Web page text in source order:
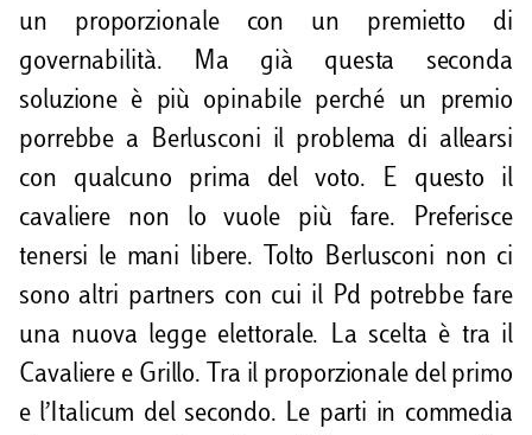
un proporzionale con un premietto di
governabilità. Ma già questa seconda
soluzione è più opinabile perché un premio
porrebbe a Berlusconi il problema di allearsi
con qualcuno prima del voto. E questo il
cavaliere non lo vuole più fare. Preferisce
tenersi le mani libere. Tolto Berlusconi non ci
sono altri partners con cui il Pd potrebbe fare
una nuova legge elettorale. La scelta è tra il
Cavaliere e Grillo. Tra il proporzionale del primo
e l’Italicum del secondo. Le parti in commedia